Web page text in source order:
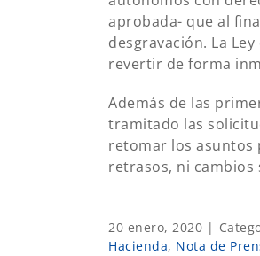
aprobada- que al
desgravación. La
revertir de forma
Además de las
tramitado las
retomar los asuntos
retrasos, ni cambios
20 enero, 2020 |
Hacienda, Nota de